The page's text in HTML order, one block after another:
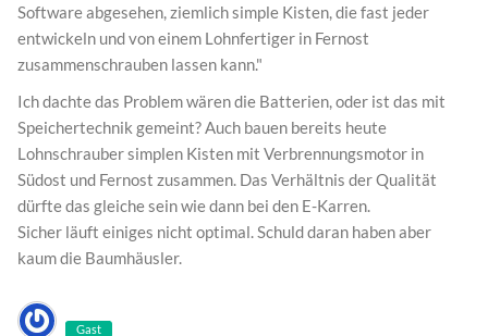
Software abgesehen, ziemlich simple Kisten, die fast jeder
entwickeln und von einem Lohnfertiger in Fernost
zusammenschrauben lassen kann."
Ich dachte das Problem wären die Batterien, oder ist das mit
Speichertechnik gemeint? Auch bauen bereits heute
Lohnschrauber simplen Kisten mit Verbrennungsmotor in
Südost und Fernost zusammen. Das Verhältnis der Qualität
dürfte das gleiche sein wie dann bei den E-Karren.
Sicher läuft einiges nicht optimal. Schuld daran haben aber
kaum die Baumhäusler.
Gast